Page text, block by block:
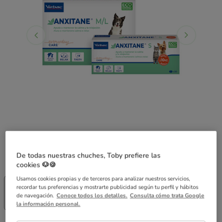
Talla: M/L
Sin Stock
26.39€
(5.28€ / kg)
M/L
¡Envío gratis!
30.79€
De todas nuestras chuches, Toby prefiere las
cookies 🐶🍪
Usamos cookies propias y de terceros para analizar nuestros servicios,
recordar tus preferencias y mostrarte publicidad según tu perfil y hábitos
de navegación. Conoce todos los detalles. Consulta cómo trata Google
la información personal.